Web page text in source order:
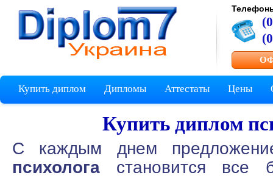
Купить диплом Дипломы Аттестаты Цены
Купить диплом
C каждым днем
психолога становится все